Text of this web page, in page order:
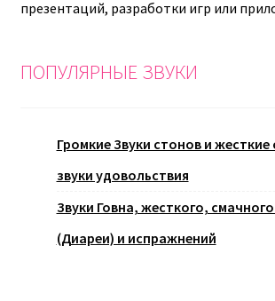
презентаций, разработки игр или
ПОПУЛЯРНЫЕ ЗВУКИ
Громкие Звуки стонов и жесткие
звуки удовольствия
Звуки Говна, жесткого,
(Диареи) и испражнений